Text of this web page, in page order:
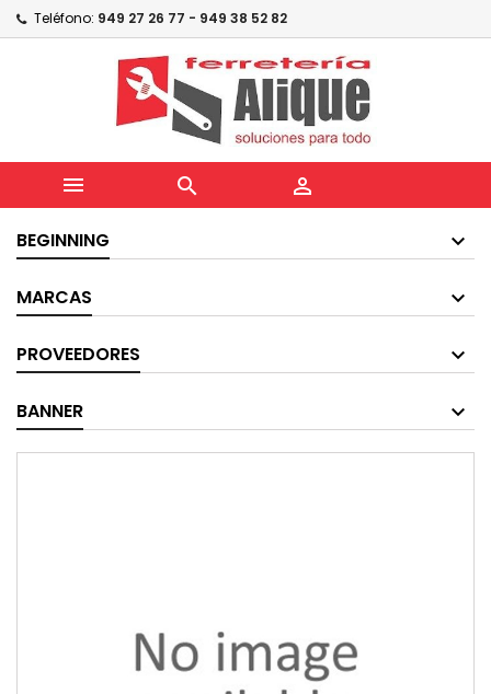
Teléfono: 949 27 26 77 - 949 38 52 82
  
BEGINNING
MARCAS
PROVEEDORES
BANNER